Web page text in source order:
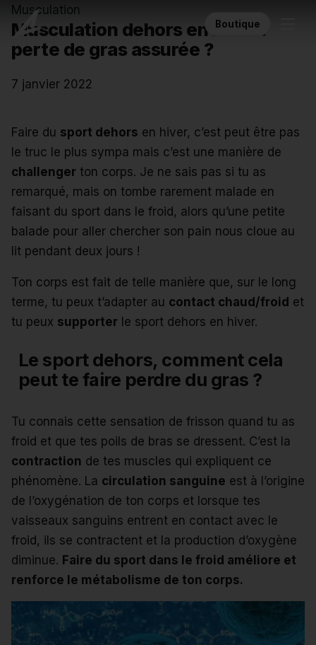
Boutique
Musculation
Musculation dehors en hiver :
perte de gras assurée ?
7 janvier 2022
Faire du sport dehors en hiver, c’est peut être pas
le truc le plus sympa mais c’est une manière de
challenger ton corps. Je ne sais pas si tu as
remarqué, mais on tombe rarement malade en
faisant du sport dans le froid, alors qu’une petite
balade pour aller chercher son pain nous cloue au
lit pendant deux jours !
Ton corps est fait de telle manière que, sur le long
terme, tu peux t’adapter au contact chaud/froid et
tu peux supporter le sport dehors en hiver.
Le sport dehors, comment cela
peut te faire perdre du gras ?
Tu connais cette sensation de frisson quand tu as
froid et que tes poils de bras se dressent. C’est la
contraction de tes muscles qui expliquent ce
phénomène. La circulation sanguine est à l’origine
de l’oxygénation de ton corps et lorsque tes
vaisseaux sanguins entrent en contact avec le
froid, ils se contractent et la production d’oxygène
diminue. Faire du sport dans le froid améliore et
renforce le métabolisme de ton corps.